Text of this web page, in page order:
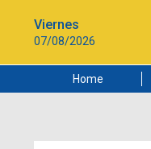
Viernes
07/08/2026
Home